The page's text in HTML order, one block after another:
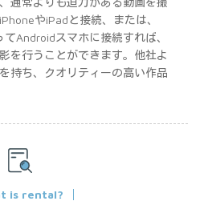
やiPadと接続、または、
Androidスマホに接続すれば、
を行うことができます。他社よ
持ち、クオリティーの高い作品
is rental?